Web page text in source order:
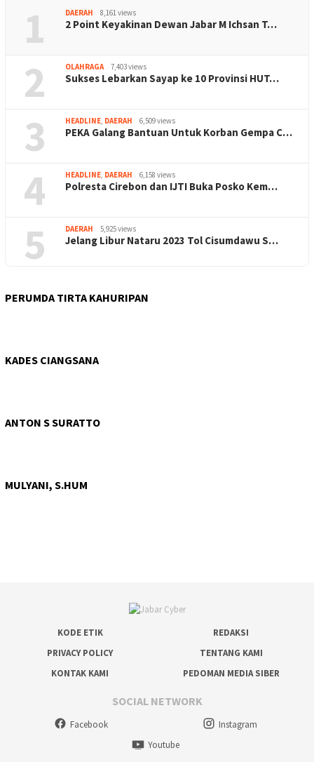
1 DAERAH 8,161 views
2 Point Keyakinan Dewan Jabar M Ichsan T…
2 OLAHRAGA 7,403 views
Sukses Lebarkan Sayap ke 10 Provinsi HUT…
3 HEADLINE, DAERAH 6,509 views
PEKA Galang Bantuan Untuk Korban Gempa C…
4 HEADLINE, DAERAH 6,158 views
Polresta Cirebon dan IJTI Buka Posko Kem…
5 DAERAH 5,925 views
Jelang Libur Nataru 2023 Tol Cisumdawu S…
PERUMDA TIRTA KAHURIPAN
KADES CIANGSANA
ANTON S SURATTO
MULYANI, S.HUM
KODE ETIK
REDAKSI
PRIVACY POLICY
TENTANG KAMI
KONTAK KAMI
PEDOMAN MEDIA SIBER
SOCIAL NETWORK
Facebook
Instagram
Youtube